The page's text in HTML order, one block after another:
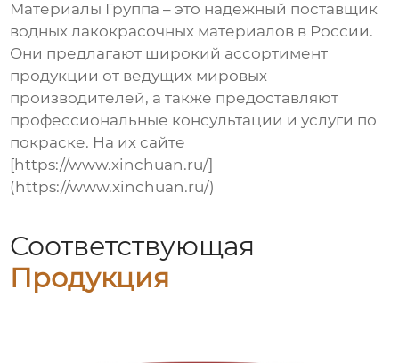
Материалы Группа – это надежный поставщик
водных лакокрасочных материалов в России.
Они предлагают широкий ассортимент
продукции от ведущих мировых
производителей, а также предоставляют
профессиональные консультации и услуги по
покраске. На их сайте
[https://www.xinchuan.ru/]
(https://www.xinchuan.ru/)
Соответствующая
Продукция